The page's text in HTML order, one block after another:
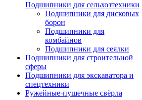
Подшипники для сельхозтехники
Подшипники для дисковых
борон
Подшипники для
комбайнов
Подшипники для сеялки
Подшипники для строительной
сферы
Подшипники для экскаватора и
спецтехники
Ружейные-пушечные свёрла